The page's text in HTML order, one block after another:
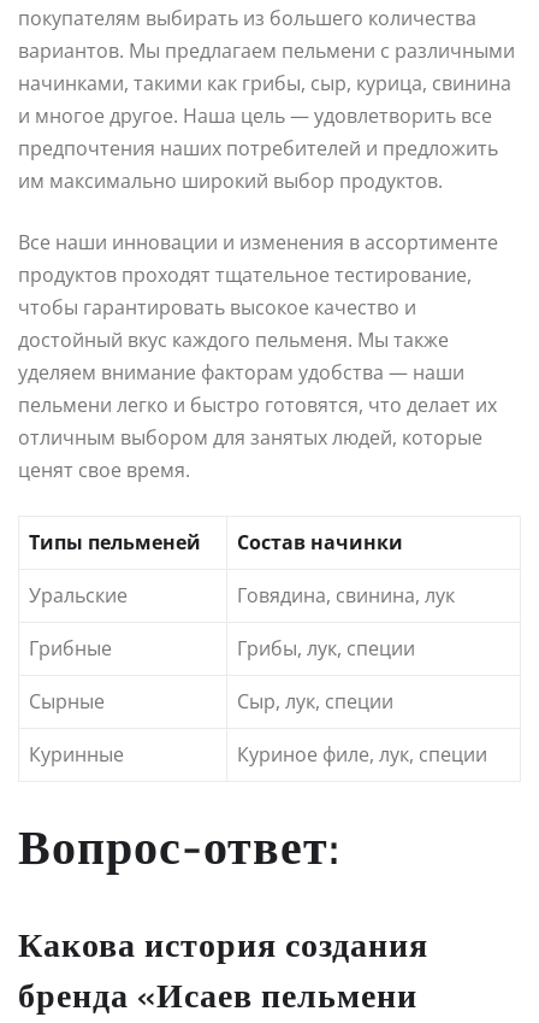
покупателям выбирать из большего количества
вариантов. Мы предлагаем пельмени с различными
начинками, такими как грибы, сыр, курица, свинина
и многое другое. Наша цель — удовлетворить все
предпочтения наших потребителей и предложить
им максимально широкий выбор продуктов.
Все наши инновации и изменения в ассортименте
продуктов проходят тщательное тестирование,
чтобы гарантировать высокое качество и
достойный вкус каждого пельменя. Мы также
уделяем внимание факторам удобства — наши
пельмени легко и быстро готовятся, что делает их
отличным выбором для занятых людей, которые
ценят свое время.
Типы пельменей
Состав начинки
Уральские
Говядина, свинина, лук
Грибные
Грибы, лук, специи
Сырные
Сыр, лук, специи
Куринные
Куриное филе, лук, специи
Вопрос-ответ:
Какова история создания
бренда «Исаев пельмени